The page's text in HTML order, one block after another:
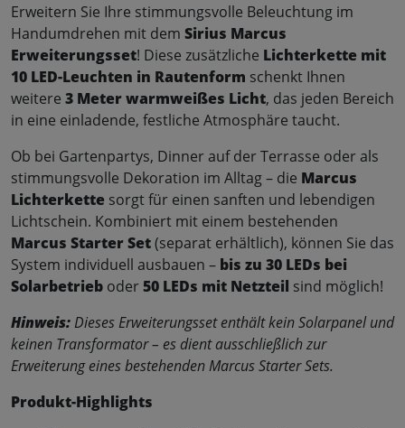
Erweitern Sie Ihre stimmungsvolle Beleuchtung im
Handumdrehen mit dem Sirius Marcus
Erweiterungsset! Diese zusätzliche Lichterkette mit
10 LED-Leuchten in Rautenform schenkt Ihnen
weitere 3 Meter warmweißes Licht, das jeden Bereich
in eine einladende, festliche Atmosphäre taucht.
Ob bei Gartenpartys, Dinner auf der Terrasse oder als
stimmungsvolle Dekoration im Alltag – die Marcus
Lichterkette sorgt für einen sanften und lebendigen
Lichtschein. Kombiniert mit einem bestehenden
Marcus Starter Set(separat erhältlich), können Sie das
System individuell ausbauen – bis zu 30 LEDs bei
Solarbetrieb oder50 LEDs mit Netzteil sind möglich!
Hinweis:Dieses Erweiterungsset enthält kein Solarpanel und
keinen Transformator – es dient ausschließlich zur
Erweiterung eines bestehenden Marcus Starter Sets.
Produkt-Highlights